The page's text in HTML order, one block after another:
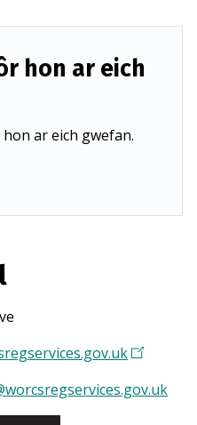
hon ar eich
ar eich gwefan.
(
n